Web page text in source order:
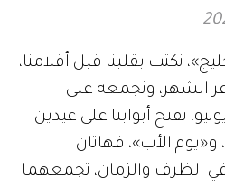
نكتب بقلبنا قبل أقلامنا،
الشهر، ونجمعه على
نفتح أبوابنا على عيدين
و«يوم الأب»، فهاتان
في الظرف والزمان، تجمعهما